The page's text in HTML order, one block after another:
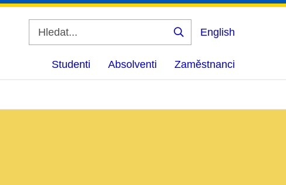
Vyhledat
English
Studenti Absolventi Zaměstnanci